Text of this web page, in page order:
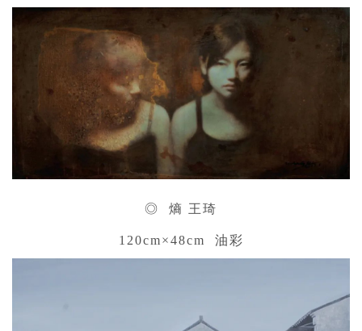
◎ 熵 王琦
120cm×48cm 油彩